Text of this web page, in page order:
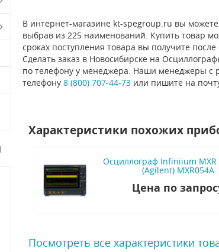
В интернет-магазине kt-spegroup.ru вы
выбрав из 225 наименований. Купить товар
сроках поступления товара вы получите
Сделать заказ в Новосибирске на
по телефону у менеджера. Наши менеджеры с
телефону 8 (800) 707-44-73или пишите на
Характеристики похожих
Осциллограф Infiniium MXR
(Agilent) MXR054A
Цена по
Посмотреть все характеристики